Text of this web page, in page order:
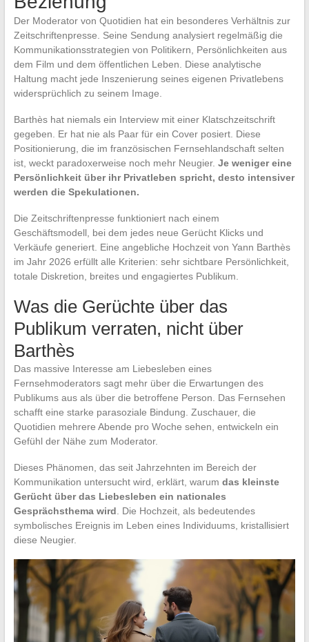
Der Moderator von Quotidien hat ein besonderes Verhältnis zur
Zeitschriftenpresse. Seine Sendung analysiert regelmäßig die
Kommunikationsstrategien von Politikern, Persönlichkeiten aus
dem Film und dem öffentlichen Leben. Diese analytische
Haltung macht jede Inszenierung seines eigenen Privatlebens
widersprüchlich zu seinem Image.
Barthès hat niemals ein Interview mit einer Klatschzeitschrift
gegeben. Er hat nie als Paar für ein Cover posiert. Diese
Positionierung, die im französischen Fernsehlandschaft selten
ist, weckt paradoxerweise noch mehr Neugier. Je weniger eine
Persönlichkeit über ihr Privatleben spricht, desto intensiver
werden die Spekulationen.
Die Zeitschriftenpresse funktioniert nach einem
Geschäftsmodell, bei dem jedes neue Gerücht Klicks und
Verkäufe generiert. Eine angebliche Hochzeit von Yann Barthès
im Jahr 2026 erfüllt alle Kriterien: sehr sichtbare Persönlichkeit,
totale Diskretion, breites und engagiertes Publikum.
Was die Gerüchte über das
Publikum verraten, nicht über
Barthès
Das massive Interesse am Liebesleben eines
Fernsehmoderators sagt mehr über die Erwartungen des
Publikums aus als über die betroffene Person. Das Fernsehen
schafft eine starke parasoziale Bindung. Zuschauer, die
Quotidien mehrere Abende pro Woche sehen, entwickeln ein
Gefühl der Nähe zum Moderator.
Dieses Phänomen, das seit Jahrzehnten im Bereich der
Kommunikation untersucht wird, erklärt, warum das kleinste
Gerücht über das Liebesleben ein nationales
Gesprächsthema wird . Die Hochzeit, als bedeutendes
symbolisches Ereignis im Leben eines Individuums, kristallisiert
diese Neugier.